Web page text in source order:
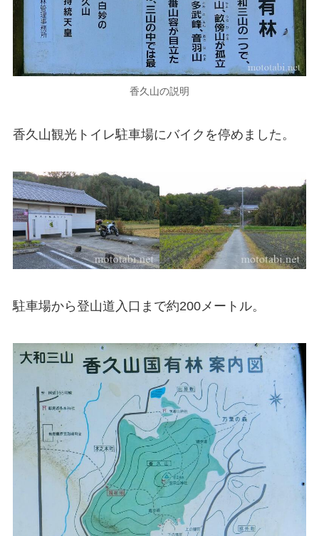
香久山の説明
香久山観光トイレ駐車場にバイクを停めました。
駐車場から登山道入口まで約200メートル。